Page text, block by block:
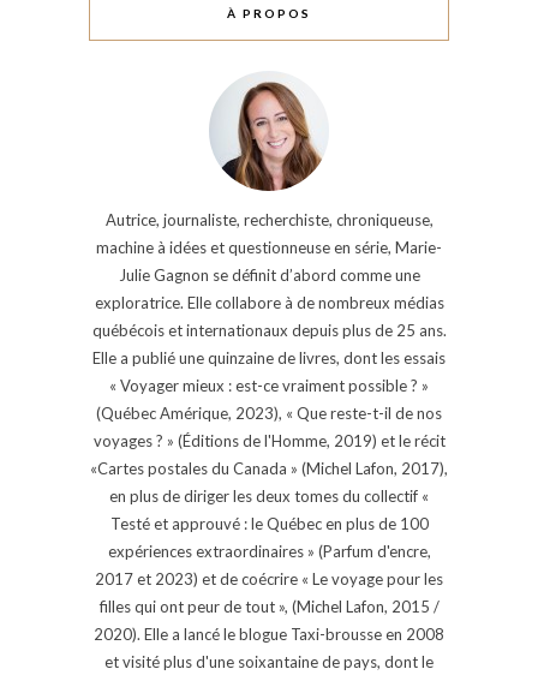
À PROPOS
Autrice, journaliste, recherchiste, chroniqueuse,
machine à idées et questionneuse en série, Marie-
Julie Gagnon se définit d’abord comme une
exploratrice. Elle collabore à de nombreux médias
québécois et internationaux depuis plus de 25 ans.
Elle a publié une quinzaine de livres, dont les essais
« Voyager mieux : est-ce vraiment possible ? »
(Québec Amérique, 2023), « Que reste-t-il de nos
voyages ? » (Éditions de l'Homme, 2019) et le récit
«Cartes postales du Canada » (Michel Lafon, 2017),
en plus de diriger les deux tomes du collectif «
Testé et approuvé : le Québec en plus de 100
expériences extraordinaires » (Parfum d'encre,
2017 et 2023) et de coécrire « Le voyage pour les
filles qui ont peur de tout », (Michel Lafon, 2015 /
2020). Elle a lancé le blogue Taxi-brousse en 2008
et visité plus d'une soixantaine de pays, dont le